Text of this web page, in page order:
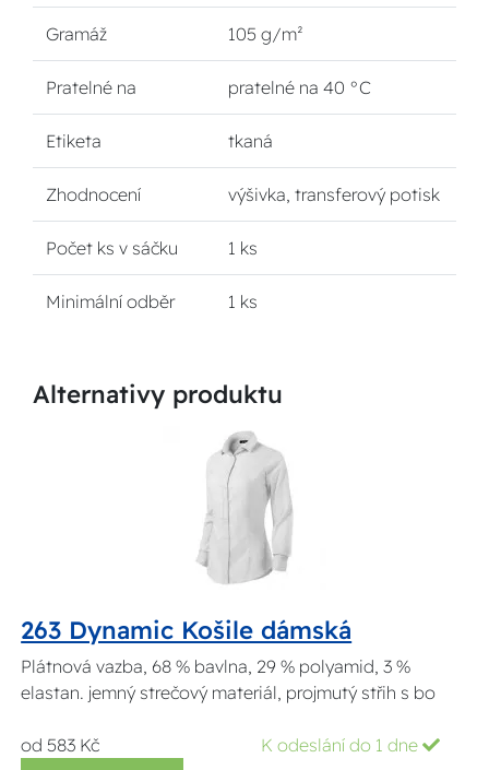
Gramáž 105 g/m²
Pratelné na pratelné na 40 °C
Etiketa tkaná
Zhodnocení výšivka, transferový potisk
Počet ks v sáčku 1 ks
Minimální odběr 1 ks
Alternativy produktu
263 Dynamic Košile dámská
Plátnová vazba, 68 % bavlna, 29 % polyamid, 3 %
elastan. jemný strečový materiál, projmutý střih s bo
od 583 Kč K odeslání do 1 dne